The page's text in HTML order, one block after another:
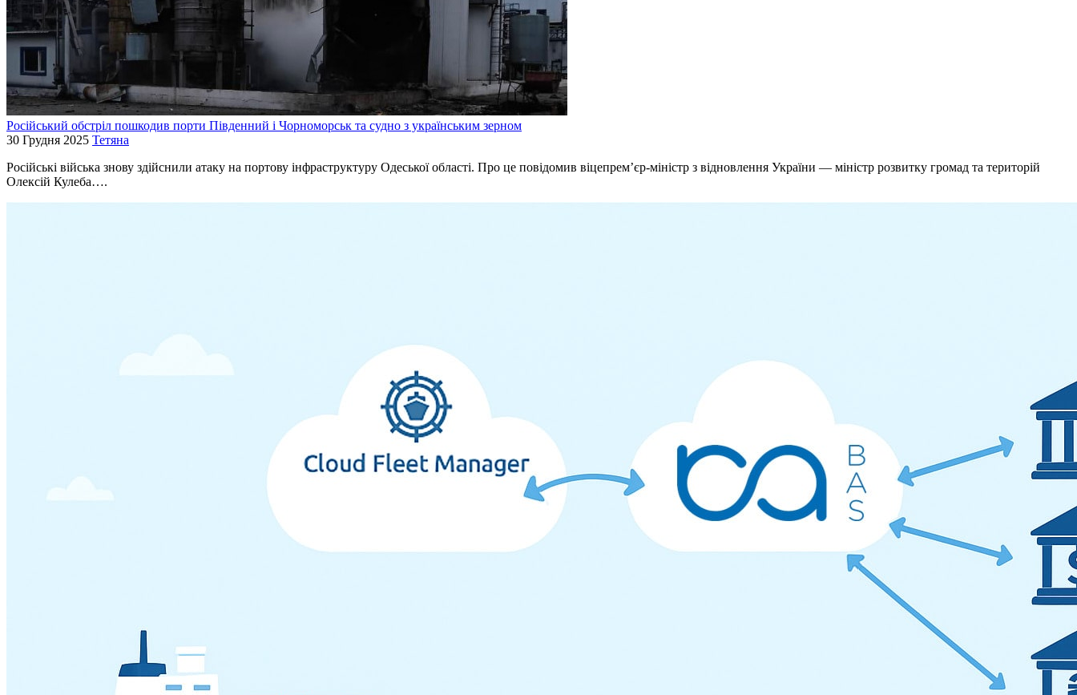
Російський обстріл пошкодив порти Південний і Чорноморськ та судно з українським зерном
30 Грудня 2025 Тетяна
Російські війська знову здійснили атаку на портову інфраструктуру Одеської області. Про це повідомив віцепрем’єр-міністр з відновлення України — міністр розвитку громад та територій
Олексій Кулеба….